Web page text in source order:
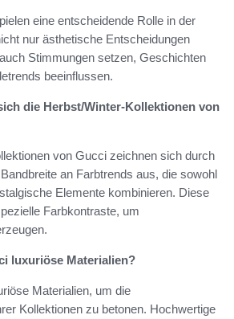
eine entscheidende Rolle in der
nur ästhetische Entscheidungen
Stimmungen setzen, Geschichten
beeinflussen.
die Herbst/Winter-Kollektionen von
von Gucci zeichnen sich durch
an Farbtrends aus, die sowohl
Elemente kombinieren. Diese
Farbkontraste, um
luxuriöse Materialien?
Materialien, um die
Kollektionen zu betonen. Hochwertige